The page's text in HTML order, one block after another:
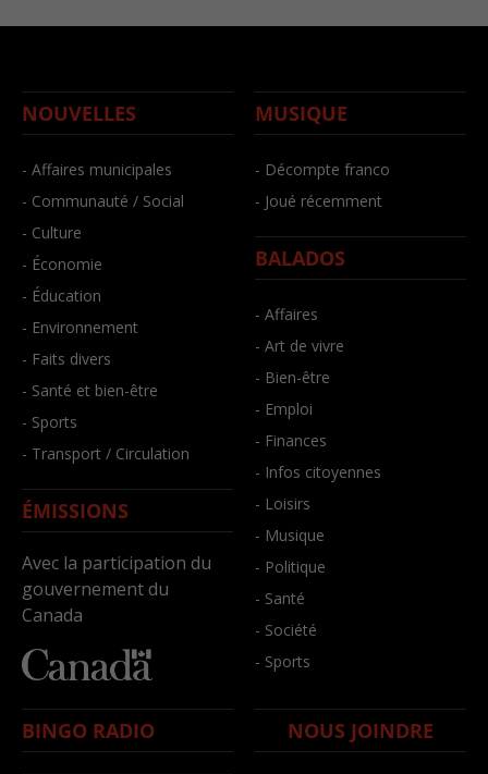
NOUVELLES
- Affaires municipales
- Communauté / Social
- Culture
- Économie
- Éducation
- Environnement
- Faits divers
- Santé et bien-être
- Sports
- Transport / Circulation
ÉMISSIONS
Avec la participation du
gouvernement du
Canada
MUSIQUE
- Décompte franco
- Joué récemment
BALADOS
- Affaires
- Art de vivre
- Bien-être
- Emploi
- Finances
- Infos citoyennes
- Loisirs
- Musique
- Politique
- Santé
- Société
- Sports
BINGO RADIO NOUS JOINDRE